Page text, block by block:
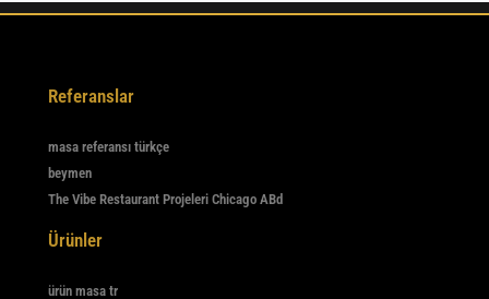
Referanslar
masa referansı türkçe
beymen
The Vibe Restaurant Projeleri Chicago ABd
Ürünler
ürün masa tr